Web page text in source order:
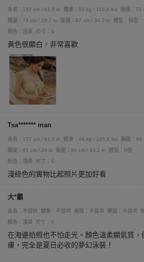
身高：157 cm / 61.8 in 體重：50 kg / 110.3 lbs
胸圍：73
腰圍：73 cm / 28.7 in
臀圍：87 cm / 34.3 in
體型：梨型
顏色：淺黃
尺寸：S
黃色很顯白，非常喜歡
Tsa******* man
身高：157 cm / 61.8 in 體重：48 kg / 105.8 lbs
胸圍：86
腰圍：61 cm / 24 in
臀圍：84 cm / 33.1 in
體型：H型
顏色：淺綠
尺寸：S
淺綠色的實物比起照片更加好看
大*霸
身高：不提供 體重：不提供 胸圍：不提供 腰圍：不提供
顏色：淺黃
尺寸：S
在海邊拍照也不怕走光。顏色溫柔顯氣質，
膚，完全是夏日必收的夢幻泳裝！